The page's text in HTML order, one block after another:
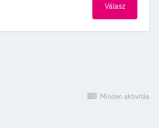
Válasz
Minden aktivitás